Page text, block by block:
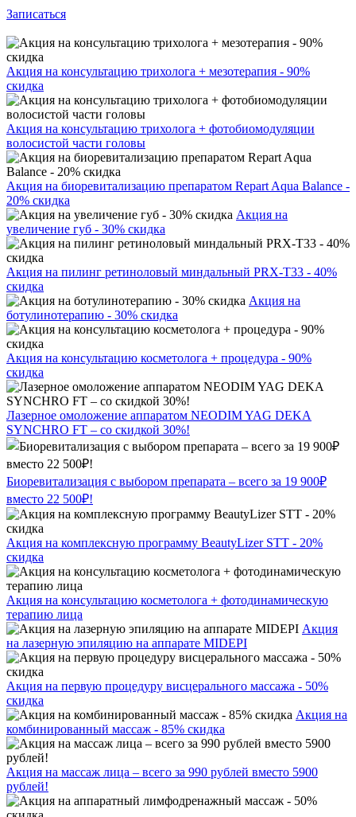
Записаться
Акция на консультацию трихолога + мезотерапия - 90%
скидка
Акция на консультацию трихолога + фотобиомодуляции
волосистой части головы
Акция на биоревитализацию препаратом Repart Aqua Balance -
20% скидка
Акция на
увеличение губ - 30% скидка
Акция на пилинг ретиноловый миндальный PRX-T33 - 40%
скидка
Акция на
ботулинотерапию - 30% скидка
Акция на консультацию косметолога + процедура - 90%
скидка
Лазерное омоложение аппаратом NEODIM YAG DEKA
SYNCHRO FT – со скидкой 30%!
Биоревитализация с выбором препарата – всего за 19 900₽
вместо 22 500₽!
Акция на комплексную программу BeautyLizer STT - 20%
скидка
Акция на консультацию косметолога + фотодинамическую
терапию лица
Акция
на лазерную эпиляцию на аппарате MIDEPI
Акция на первую процедуру висцерального массажа - 50%
скидка
Акция на
комбинированный массаж - 85% скидка
Акция на массаж лица – всего за 990 рублей вместо 5900
рублей!